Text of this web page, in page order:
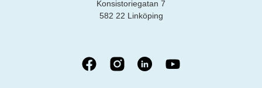
Konsistoriegatan 7
582 22 Linköping